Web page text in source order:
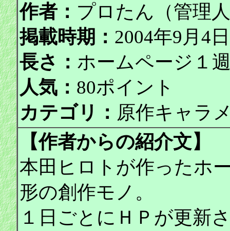
作者： プロたん（管理
掲載時期： 2004年9月4
長さ： ホームページ１
人気： 80ポイント
カテゴリ： 原作キャラ
【作者からの紹介文】
本田ヒロトが作ったホ
形の創作モノ。
１日ごとにＨＰが更新